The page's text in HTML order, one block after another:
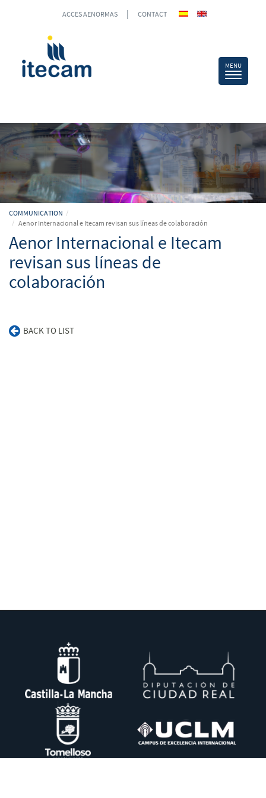
ACCES AENORMAS | CONTACT
COMMUNICATION
Aenor Internacional e Itecam revisan sus líneas de colaboración
Aenor Internacional e Itecam
revisan sus líneas de
colaboración
BACK TO LIST